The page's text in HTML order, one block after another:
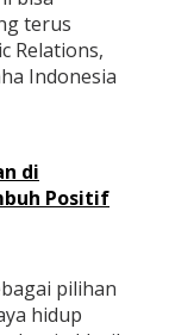
terus
Relations,
Indonesia
di
Positif
pilihan
hidup